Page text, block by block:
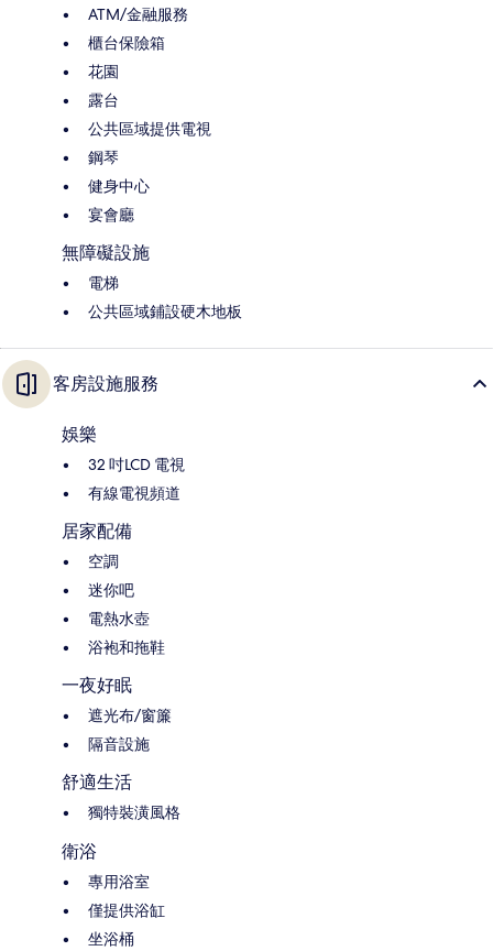
ATM/金融服務
櫃台保險箱
花園
露台
公共區域提供電視
鋼琴
健身中心
宴會廳
無障礙設施
電梯
公共區域鋪設硬木地板
客房設施服務
娛樂
32 吋LCD 電視
有線電視頻道
居家配備
空調
迷你吧
電熱水壺
浴袍和拖鞋
一夜好眠
遮光布/窗簾
隔音設施
舒適生活
獨特裝潢風格
衛浴
專用浴室
僅提供浴缸
坐浴桶